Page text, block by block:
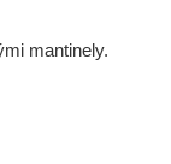
mantinely.